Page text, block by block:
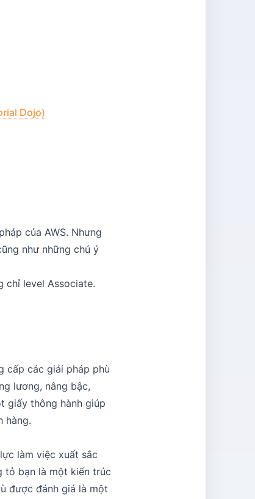
Dojo)
của AWS. Nhưng
như những chú ý
chỉ level Associate.
cấp các giải pháp phù
lương, nâng bậc,
giấy thông hành giúp
hàng.
làm việc xuất sắc
tỏ bạn là một kiến trúc
được đánh giá là một